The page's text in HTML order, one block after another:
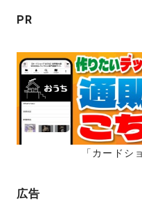
ン
PR
「カードシ
広告